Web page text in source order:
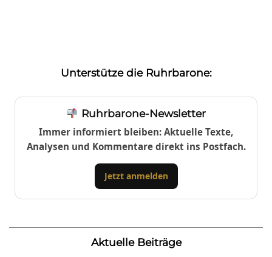
Unterstütze die Ruhrbarone:
Ruhrbarone-Newsletter
Immer informiert bleiben: Aktuelle Texte,
Analysen und Kommentare direkt ins Postfach.
Jetzt anmelden
Aktuelle Beiträge